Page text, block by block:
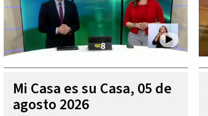
Mi Casa es su Casa, 05 de
agosto 2026